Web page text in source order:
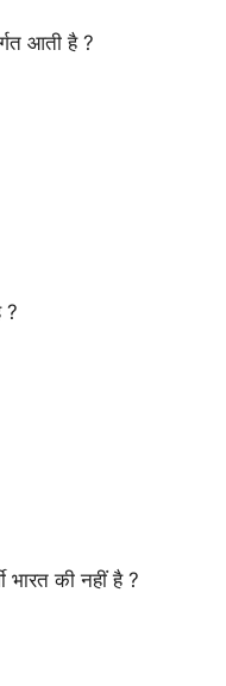
आती है ?
?
भारत की नहीं है ?